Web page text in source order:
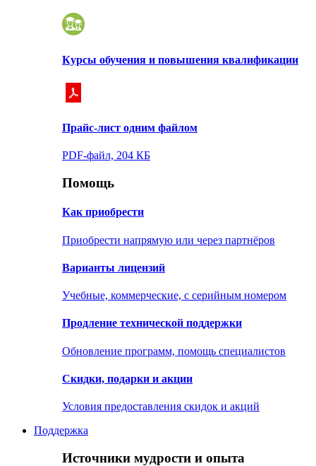
Курсы обучения и повышения квалификации
Прайс-лист одним файлом
PDF-файл, 204 КБ
Помощь
Как приобрести
Приобрести напрямую или через партнёров
Варианты лицензий
Учебные, коммерческие, с серийным номером
Продление технической поддержки
Обновление программ, помощь специалистов
Скидки, подарки и акции
Условия предоставления скидок и акций
Поддержка
Источники мудрости и опыта